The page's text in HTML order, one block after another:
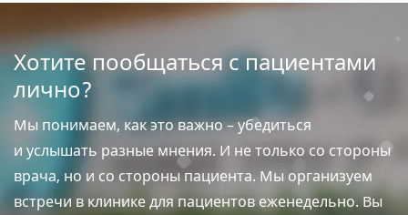
Хотите пообщаться с пациентами
лично?
Мы понимаем, как это важно – убедиться
и услышать разные мнения. И не только со стороны
врача, но и со стороны пациента. Мы организуем
встречи в клинике для пациентов еженедельно. Вы